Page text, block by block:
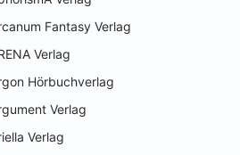
Fantasy Verlag
Verlag
Hörbuchverlag
Verlag
Verlag